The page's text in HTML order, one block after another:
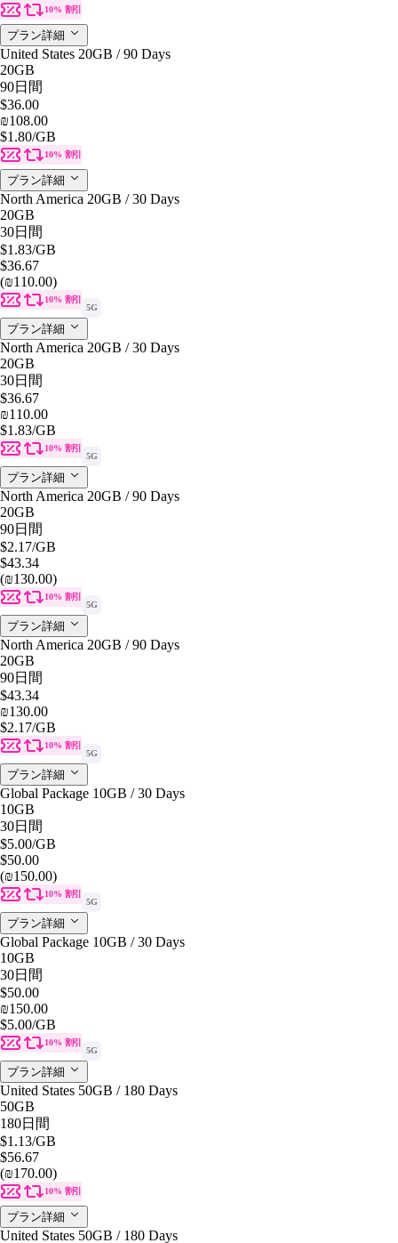
10% 割引
プラン詳細
United States 20GB / 90 Days
20GB
90日間
$36.00
₪108.00
$1.80/GB
10% 割引
プラン詳細
North America 20GB / 30 Days
20GB
30日間
$1.83/GB
$36.67
(₪110.00)
10% 割引
5G
プラン詳細
North America 20GB / 30 Days
20GB
30日間
$36.67
₪110.00
$1.83/GB
10% 割引
5G
プラン詳細
North America 20GB / 90 Days
20GB
90日間
$2.17/GB
$43.34
(₪130.00)
10% 割引
5G
プラン詳細
North America 20GB / 90 Days
20GB
90日間
$43.34
₪130.00
$2.17/GB
10% 割引
5G
プラン詳細
Global Package 10GB / 30 Days
10GB
30日間
$5.00/GB
$50.00
(₪150.00)
10% 割引
5G
プラン詳細
Global Package 10GB / 30 Days
10GB
30日間
$50.00
₪150.00
$5.00/GB
10% 割引
5G
プラン詳細
United States 50GB / 180 Days
50GB
180日間
$1.13/GB
$56.67
(₪170.00)
10% 割引
プラン詳細
United States 50GB / 180 Days